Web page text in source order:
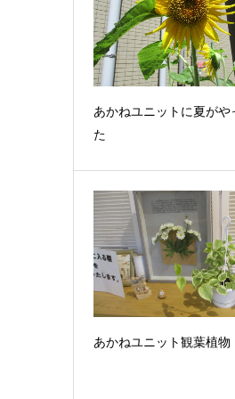
あかねユニットに夏がや
た
あかねユニット観葉植物